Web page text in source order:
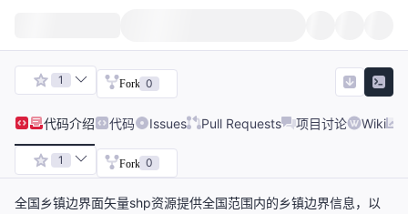
1 Fork 0
代码介绍 代码 Issues Pull Requests 项目讨论 Wiki
1 Fork 0
全国乡镇边界面矢量shp资源提供全国范围内的乡镇边界信息，以